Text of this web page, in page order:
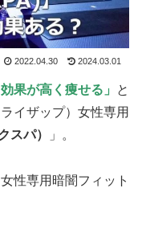
2022.04.30 2024.03.01
果が高く痩せる」
と
イザップ）女性専用
スパ） 」。
性専用暗闇フィット